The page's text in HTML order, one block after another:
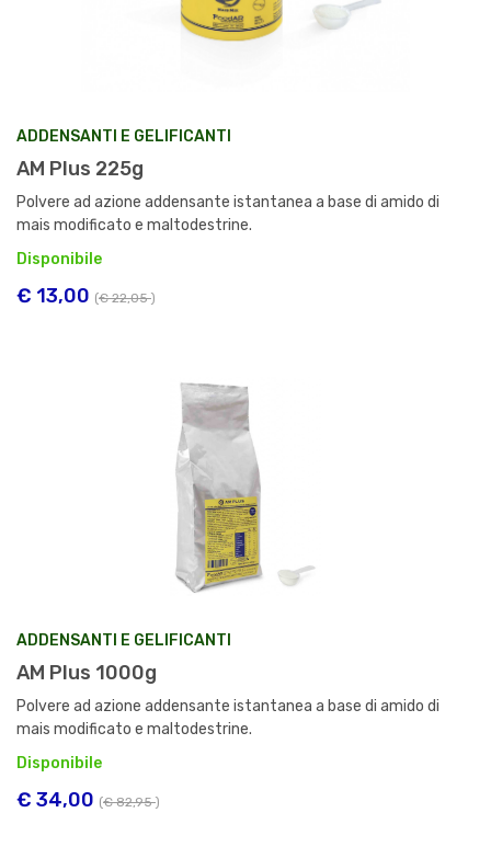
ADDENSANTI E GELIFICANTI
AM Plus 225g
Polvere ad azione addensante istantanea a base di amido di
mais modificato e maltodestrine.
Disponibile
€ 13,00 (€ 22,05)
ADDENSANTI E GELIFICANTI
AM Plus 1000g
Polvere ad azione addensante istantanea a base di amido di
mais modificato e maltodestrine.
Disponibile
€ 34,00 (€ 82,95)